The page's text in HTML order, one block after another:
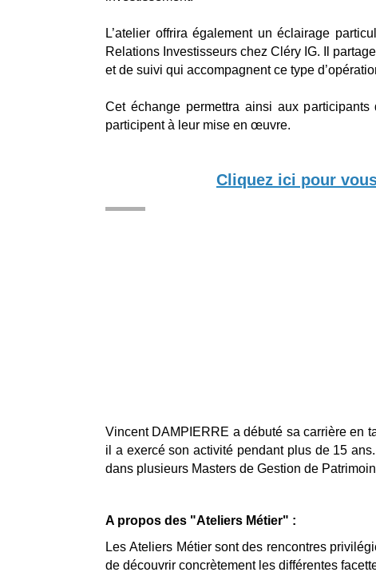
L’atelier offrira également un éclairage
Relations Investisseurs chez Cléry IG. Il
et de suivi qui accompagnent ce type
Cet échange permettra ainsi aux
participent à leur mise en œuvre.
Cliquez ici pour
Vincent DAMPIERRE a débuté sa carrière en
il a exercé son activité pendant plus de 15
dans plusieurs Masters de Gestion de
A propos des "Ateliers Métier" :
Les Ateliers Métier sont des rencontres
de découvrir concrètement les différentes